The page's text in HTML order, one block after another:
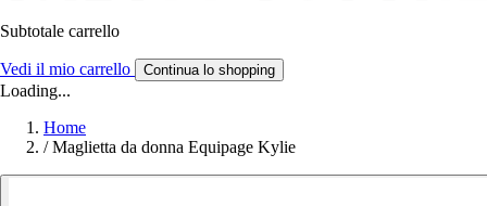
Subtotale carrello
Vedi il mio carrello Continua lo shopping
Loading...
Home
/ Maglietta da donna Equipage Kylie